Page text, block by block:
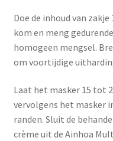
Doe de inhoud van
kom en meng
homogeen mengsel.
om voortijdige
Laat het masker 15 tot
vervolgens het masker
randen. Sluit de
crème uit de Ainhoa